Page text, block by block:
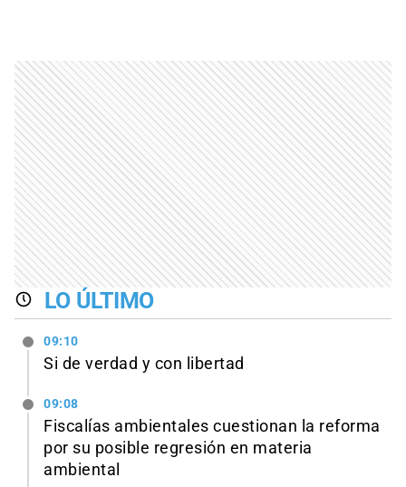
LO ÚLTIMO
09:10
Si de verdad y con libertad
09:08
Fiscalías ambientales cuestionan la reforma
por su posible regresión en materia
ambiental